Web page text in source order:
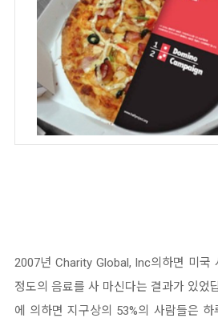
2007년 Charity Global, Inc의하면 미국
정도의 음료를 사 마신다는 결과가 있었
에 의하면 지구상의 53%의 사람들은